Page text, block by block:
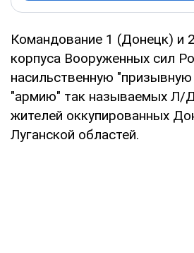
Командование 1 (Донецк) и
корпуса Вооруженных сил
насильственную
"армию" так называемых Л/
жителей оккупированных
Луганской областей.